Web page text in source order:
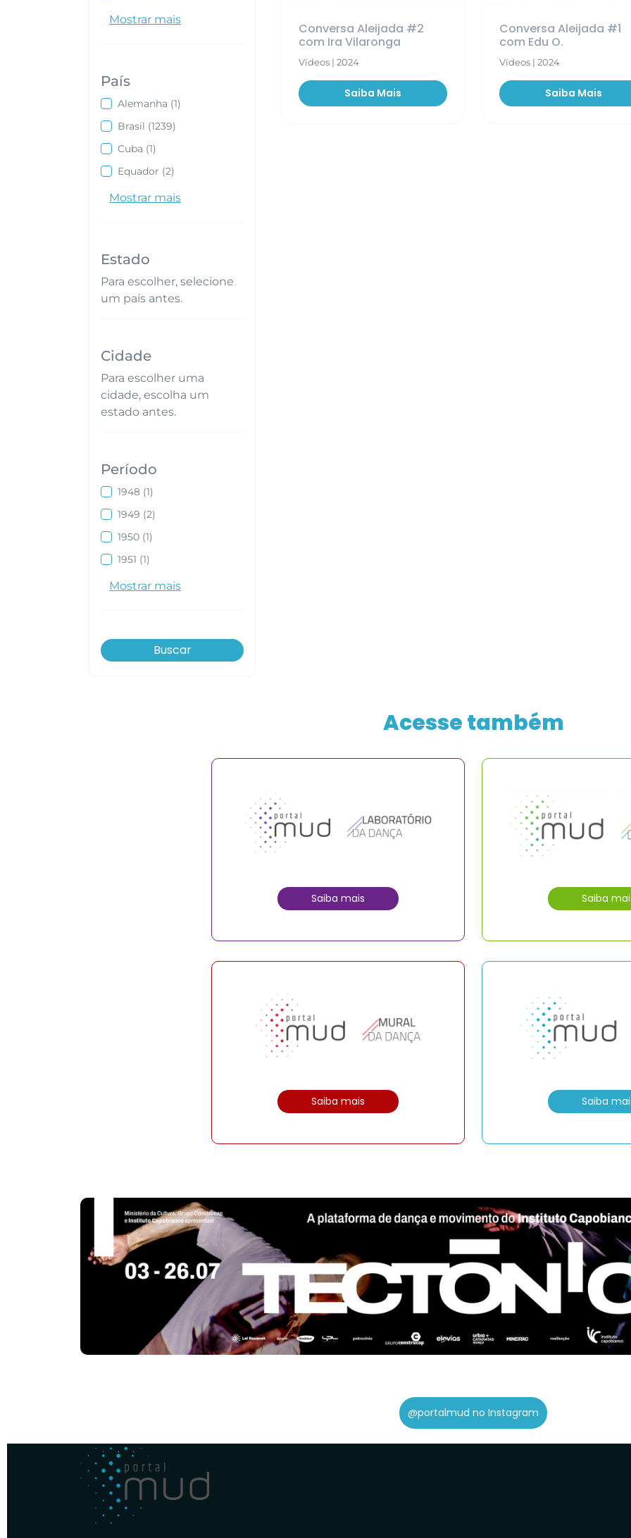
Mostrar mais
País
Digite ou selecione os países
Alemanha (1)
Brasil (1239)
Cuba (1)
Equador (2)
Mostrar mais
Estado
Digite ou selecione o estado
Para escolher, selecione
um país antes.
Cidade
Digite ou selecione uma cidade
Para escolher uma
cidade, escolha um
estado antes.
Período
Digite ou selecione os anos
1948 (1)
1949 (2)
1950 (1)
1951 (1)
Mostrar mais
Buscar
Conversa Aleijada #2
com Ira Vilaronga
Vídeos | 2024
Saiba Mais
Conversa Aleijada #1
com Edu O.
Vídeos | 2024
Saiba Mais
Acesse também
Saiba mais Saiba
Saiba mais Saiba
@portalmud no Instagram